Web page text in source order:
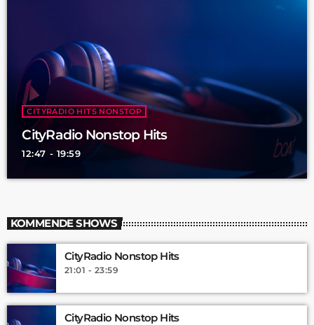
CITYRADIO HITS NONSTOP
CityRadio Nonstop Hits
12:47 - 19:59
KOMMENDE SHOWS
CityRadio Nonstop Hits
21:01 - 23:59
CityRadio Nonstop Hits